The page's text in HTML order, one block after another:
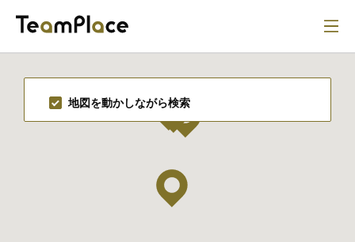
地図を動かしながら検索